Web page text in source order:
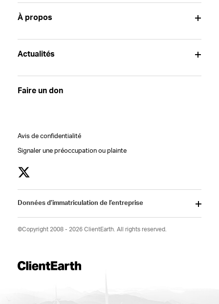
À propos
Actualités
Faire un don
Avis de confidentialité
Signaler une préoccupation ou plainte
Données d’immatriculation de l’entreprise
©Copyright 2008 - 2026 ClientEarth. All rights reserved.